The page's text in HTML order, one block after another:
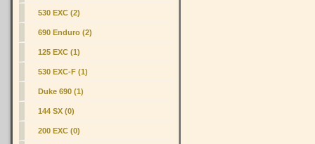
530 EXC (2)
690 Enduro (2)
125 EXC (1)
530 EXC-F (1)
Duke 690 (1)
144 SX (0)
200 EXC (0)